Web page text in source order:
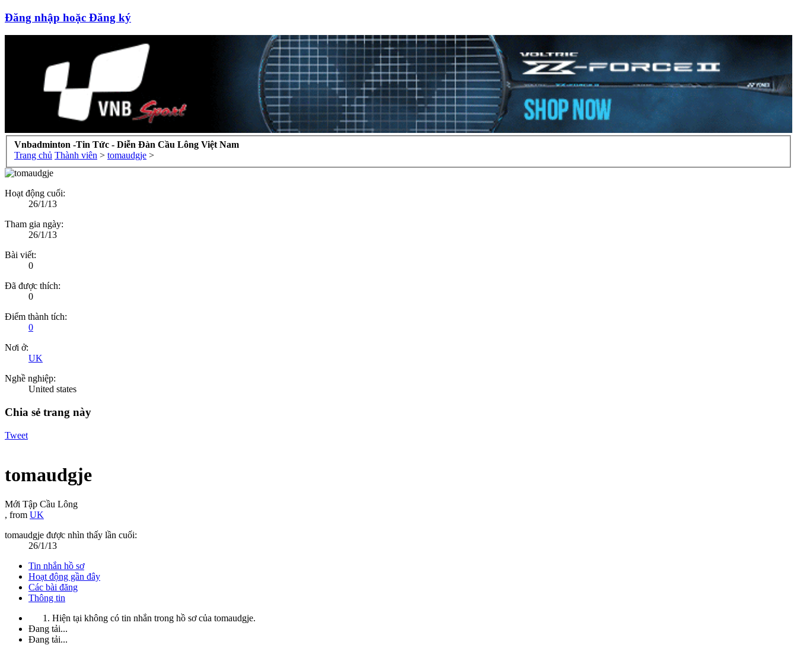
Đăng nhập hoặc Đăng ký
Vnbadminton -Tin Tức - Diễn Đàn Cầu Lông Việt Nam
Trang chủ Thành viên > tomaudgje >
Hoạt động cuối:
26/1/13
Tham gia ngày:
26/1/13
Bài viết:
0
Đã được thích:
0
Điểm thành tích:
0
Nơi ở:
UK
Nghề nghiệp:
United states
Chia sẻ trang này
Tweet
tomaudgje
Mới Tập Cầu Lông
, from UK
tomaudgje được nhìn thấy lần cuối:
26/1/13
Tin nhắn hồ sơ
Hoạt động gần đây
Các bài đăng
Thông tin
Hiện tại không có tin nhắn trong hồ sơ của tomaudgje.
Đang tải...
Đang tải...